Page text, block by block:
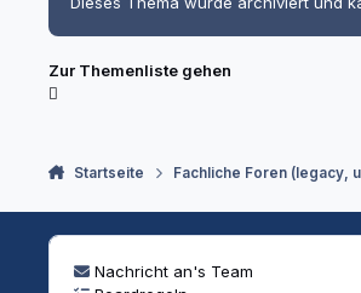
Zur Themenliste gehen
Startseite Fachliche Foren (legacy,
Nachricht an's Team